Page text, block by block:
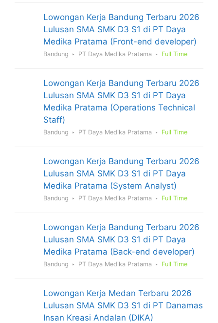
Lowongan Kerja Bandung Terbaru 2026
Lulusan SMA SMK D3 S1 di PT Daya
Medika Pratama (Front-end developer)
Bandung PT Daya Medika Pratama Full Time
Lowongan Kerja Bandung Terbaru 2026
Lulusan SMA SMK D3 S1 di PT Daya
Medika Pratama (Operations Technical
Staff)
Bandung PT Daya Medika Pratama Full Time
Lowongan Kerja Bandung Terbaru 2026
Lulusan SMA SMK D3 S1 di PT Daya
Medika Pratama (System Analyst)
Bandung PT Daya Medika Pratama Full Time
Lowongan Kerja Bandung Terbaru 2026
Lulusan SMA SMK D3 S1 di PT Daya
Medika Pratama (Back-end developer)
Bandung PT Daya Medika Pratama Full Time
Lowongan Kerja Medan Terbaru 2026
Lulusan SMA SMK D3 S1 di PT Danamas
Insan Kreasi Andalan (DIKA)